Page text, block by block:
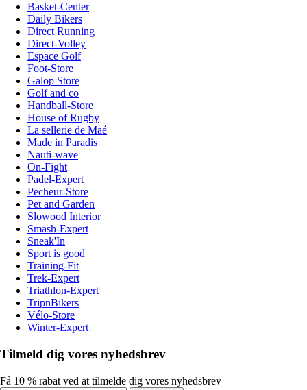
Basket-Center
Daily Bikers
Direct Running
Direct-Volley
Espace Golf
Foot-Store
Galop Store
Golf and co
Handball-Store
House of Rugby
La sellerie de Maé
Made in Paradis
Nauti-wave
On-Fight
Padel-Expert
Pecheur-Store
Pet and Garden
Slowood Interior
Smash-Expert
Sneak'In
Sport is good
Training-Fit
Trek-Expert
Triathlon-Expert
TripnBikers
Vélo-Store
Winter-Expert
Tilmeld dig vores nyhedsbrev
Få 10 % rabat ved at tilmelde dig vores nyhedsbrev